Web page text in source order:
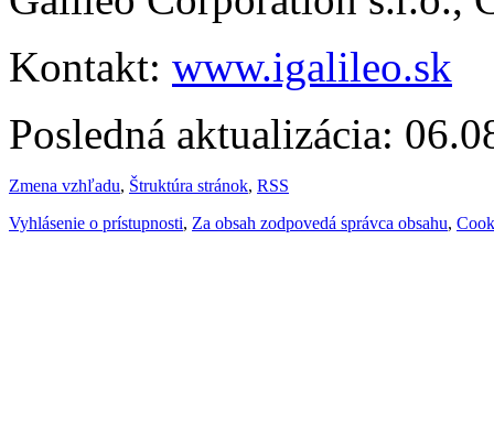
Kontakt: www.igalileo.sk
Posledná aktualizácia:
Zmena vzhľadu, Štruktúra stránok, RSS
Vyhlásenie o prístupnosti, Za obsah zodpovedá správca obsahu,